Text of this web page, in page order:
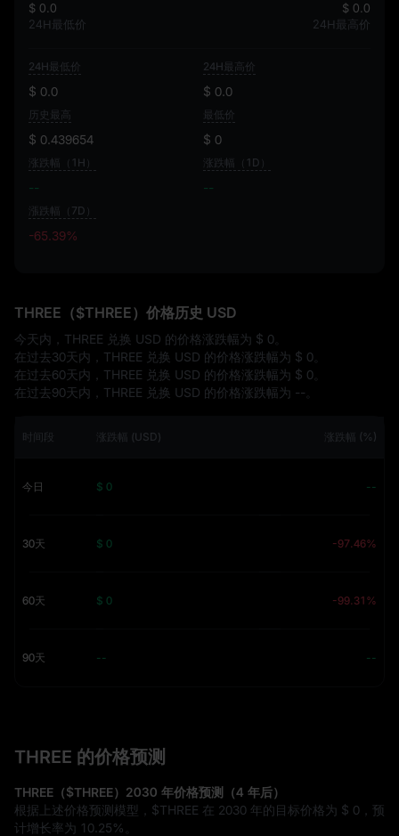
$ 0.0
24H最低价
$ 0.0
24H最高价
24H最低价
$ 0.0
24H最高价
$ 0.0
历史最高
$ 0.439654
最低价
$ 0
涨跌幅（1H）
--
涨跌幅（1D）
--
漲跌幅（7D）
-65.39%
THREE（$THREE）价格历史 USD
今天内，THREE 兑换 USD 的价格涨跌幅为 $ 0
在过去30天内，THREE 兑换 USD 的价格涨跌幅为 $ 0
在过去60天内，THREE 兑换 USD 的价格涨跌幅为 $ 0
在过去90天内，THREE 兑换 USD 的价格涨跌幅为 --
时间段 涨跌幅 (USD) 涨跌幅 (%)
今日 $ 0 --
30天 $ 0 -97.46%
60天 $ 0 -99.31%
90天 -- --
THREE 的价格预测
THREE（$THREE）2030 年价格预测（4 年后）
根据上述价格预测模型，$THREE 在 2030 年的目标价格为 $ 0 ，预
计增长率为 10.25%